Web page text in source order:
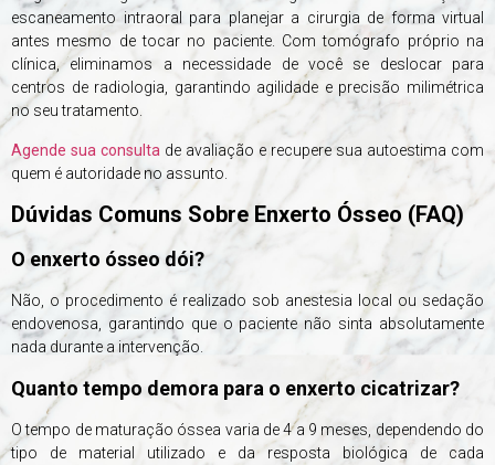
escaneamento intraoral para planejar a cirurgia de forma virtual
antes mesmo de tocar no paciente. Com tomógrafo próprio na
clínica, eliminamos a necessidade de você se deslocar para
centros de radiologia, garantindo agilidade e precisão milimétrica
no seu tratamento.
Agende sua consulta de avaliação e recupere sua autoestima com
quem é autoridade no assunto.
Dúvidas Comuns Sobre Enxerto Ósseo (FAQ)
O enxerto ósseo dói?
Não, o procedimento é realizado sob anestesia local ou sedação
endovenosa, garantindo que o paciente não sinta absolutamente
nada durante a intervenção.
Quanto tempo demora para o enxerto cicatrizar?
O tempo de maturação óssea varia de 4 a 9 meses, dependendo do
tipo de material utilizado e da resposta biológica de cada